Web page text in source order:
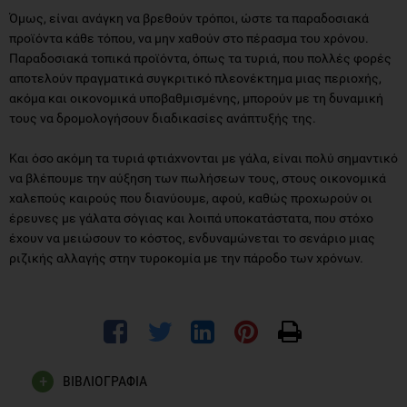
αποτελούν πραγματικά συγκριτικό πλεονέκτημα μιας περιοχής,
ακόμα και οικονομικά υποβαθμισμένης, μπορούν με τη δυναμική
τους να δρομολογήσουν διαδικασίες ανάπτυξής της.
Και όσο ακόμη τα τυριά φτιάχνονται με γάλα, είναι πολύ σημαντικό
να βλέπουμε την αύξηση των πωλήσεων τους, στους οικονομικά
έρευνες με γάλατα σόγιας και λοιπά υποκατάστατα, που στόχο
έχουν να μειώσουν το κόστος, ενδυναμώνεται το σενάριο μιας
ριζικής αλλαγής στην τυροκομία με την πάροδο των χρόνων.
ΒΙΒΛΙΟΓΡΑΦΙΑ
http://www.fromages-de-terroirs.com/